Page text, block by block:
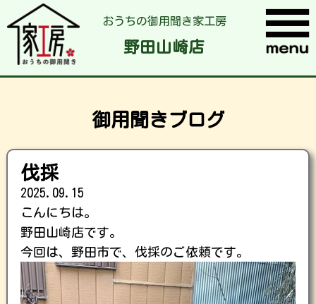
おうちの御用聞き家工房
野田山崎店
御用聞きブログ
伐採
2025.09.15
こんにちは。
野田山崎店です。
今回は、野田市で、伐採のご依頼です。